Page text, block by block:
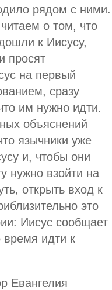
рядом с ними.
о том, что
к Иисусу,
просят
на первый
сразу
им нужно идти.
объяснений
язычники уже
и, чтобы они
нужно взойти на
открыть вход к
это
Иисус сообщает
время идти к
Евангелия